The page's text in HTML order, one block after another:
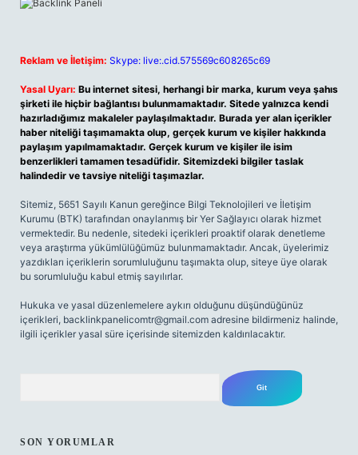
Reklam ve İletişim: Skype: live:.cid.575569c608265c69
Yasal Uyarı: Bu internet sitesi, herhangi bir marka, kurum veya şahıs
şirketi ile hiçbir bağlantısı bulunmamaktadır. Sitede yalnızca kendi
hazırladığımız makaleler paylaşılmaktadır. Burada yer alan içerikler
haber niteliği taşımamakta olup, gerçek kurum ve kişiler hakkında
paylaşım yapılmamaktadır. Gerçek kurum ve kişiler ile isim
benzerlikleri tamamen tesadüfidir. Sitemizdeki bilgiler taslak
halindedir ve tavsiye niteliği taşımazlar.
Sitemiz, 5651 Sayılı Kanun gereğince Bilgi Teknolojileri ve İletişim
Kurumu (BTK) tarafından onaylanmış bir Yer Sağlayıcı olarak hizmet
vermektedir. Bu nedenle, sitedeki içerikleri proaktif olarak denetleme
veya araştırma yükümlülüğümüz bulunmamaktadır. Ancak, üyelerimiz
yazdıkları içeriklerin sorumluluğunu taşımakta olup, siteye üye olarak
bu sorumluluğu kabul etmiş sayılırlar.
Hukuka ve yasal düzenlemelere aykırı olduğunu düşündüğünüz
içerikleri, backlinkpanelicomtr@gmail.com adresine bildirmeniz halinde,
ilgili içerikler yasal süre içerisinde sitemizden kaldırılacaktır.
SON YORUMLAR